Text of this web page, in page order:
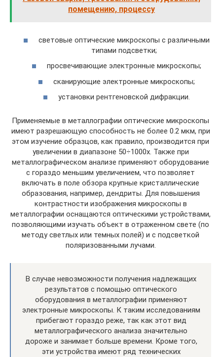
помещению, процессу
световые оптические микроскопы с различными
типами подсветки;
просвечивающие электронные микроскопы;
сканирующие электронные микроскопы;
установки рентгеновской дифракции.
Применяемые в металлографии оптические микроскопы
имеют разрешающую способность не более 0.2 мкм, при
этом изучение образцов, как правило, производится при
увеличении в диапазоне 50÷1000х. Также при
металлографическом анализе применяют оборудование
с гораздо меньшим увеличением, что позволяет
включать в поле обзора крупные кристаллические
образования, например, дендриты. Для повышения
контрастности изображения микроскопы в
металлографии оснащаются оптическими устройствами,
позволяющими изучать объект в отраженном свете (по
методу светлых или темных полей) и с подсветкой
поляризованными лучами.
В случае невозможности получения надлежащих
результатов с помощью оптического
оборудования в металлографии применяют
электронные микроскопы. К таким исследованиям
прибегают гораздо реже, так как этот вид
металлографического анализа значительно
дороже и занимает больше времени. Кроме того,
эти устройства имеют ряд технических